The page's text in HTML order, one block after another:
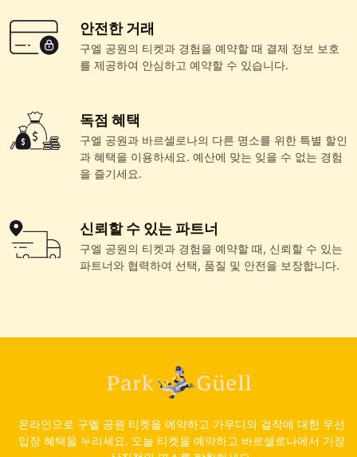
안전한 거래
구엘 공원의 티켓과 경험을 예약할 때 결제 정보 보호
를 제공하여 안심하고 예약할 수 있습니다.
독점 혜택
구엘 공원과 바르셀로나의 다른 명소를 위한 특별 할인
과 혜택을 이용하세요. 예산에 맞는 잊을 수 없는 경험
을 즐기세요.
신뢰할 수 있는 파트너
구엘 공원의 티켓과 경험을 예약할 때, 신뢰할 수 있는
파트너와 협력하여 선택, 품질 및 안전을 보장합니다.
온라인으로 구엘 공원 티켓을 예약하고 가우디의 걸작에 대한 우선
입장 혜택을 누리세요. 오늘 티켓을 예약하고 바르셀로나에서 가장